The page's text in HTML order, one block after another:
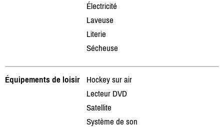
Électricité
Laveuse
Literie
Sécheuse
Équipements de loisir
Hockey sur air
Lecteur DVD
Satellite
Système de son